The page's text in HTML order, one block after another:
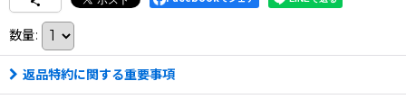
数量:
返品特約に関する重要事項